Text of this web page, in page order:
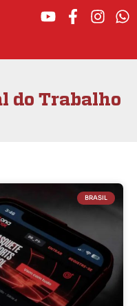
do Trabalho
BRASIL